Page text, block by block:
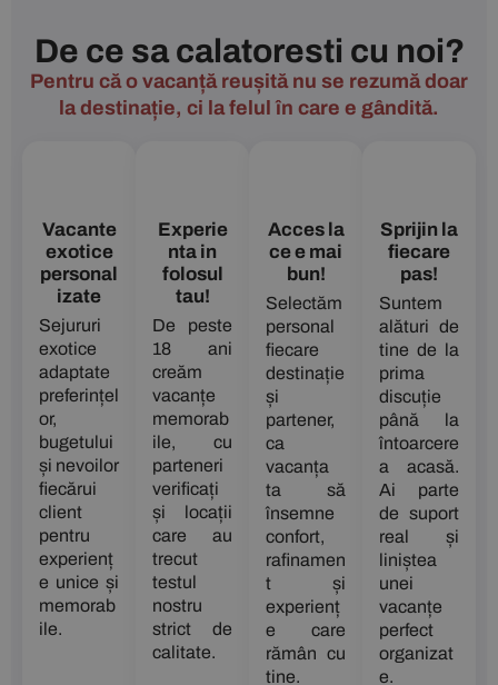
De ce sa calatoresti cu noi?
Pentru că o vacanță reușită nu se rezumă doar
la destinație, ci la felul în care e gândită.
Vacante
exotice
personal
izate
Sejururi
exotice
adaptate
preferințel
or,
bugetului
și nevoilor
fiecărui
client
pentru
experienț
e unice și
memorab
ile.
Experie
nta in
folosul
tau!
De peste
18 ani
creăm
vacanțe
memorab
ile, cu
parteneri
verificați
și locații
care au
trecut
testul
nostru
strict de
calitate.
Acces la
ce e mai
bun!
Selectăm
personal
fiecare
destinație
și
partener,
ca
vacanța
ta să
însemne
confort,
rafinamen
t și
experienț
e care
rămân cu
tine.
Sprijin la
fiecare
pas!
Suntem
alături de
tine de la
prima
discuție
până la
întoarcere
a acasă.
Ai parte
de suport
real și
liniștea
unei
vacanțe
perfect
organizat
e.